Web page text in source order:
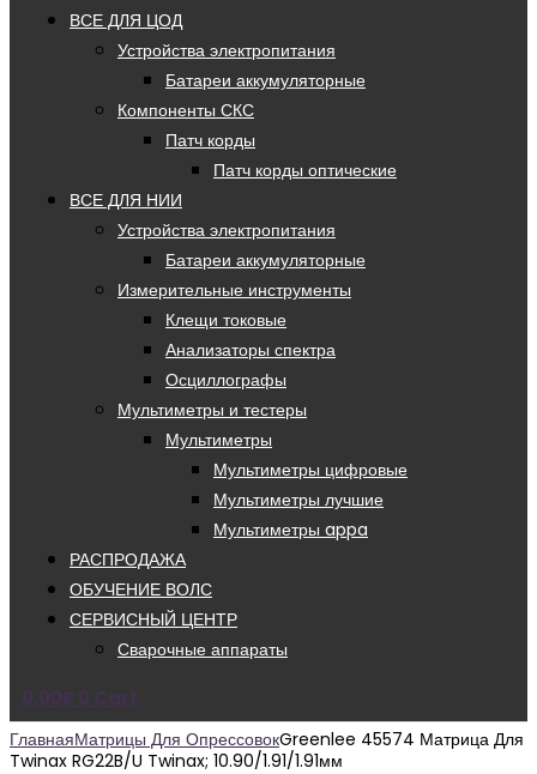
ВСЕ ДЛЯ ЦОД
Устройства электропитания
Батареи аккумуляторные
Компоненты СКС
Патч корды
Патч корды оптические
ВСЕ ДЛЯ НИИ
Устройства электропитания
Батареи аккумуляторные
Измерительные инструменты
Клещи токовые
Анализаторы спектра
Осциллографы
Мультиметры и тестеры
Мультиметры
Мультиметры цифровые
Мультиметры лучшие
Мультиметры appa
РАСПРОДАЖА
ОБУЧЕНИЕ ВОЛС
СЕРВИСНЫЙ ЦЕНТР
Сварочные аппараты
0.00₽ 0 Cart
ГлавнаяМатрицы Для ОпрессовокGreenlee 45574 Матрица Для
Twinax RG22B/U Twinax; 10.90/1.91/1.91мм